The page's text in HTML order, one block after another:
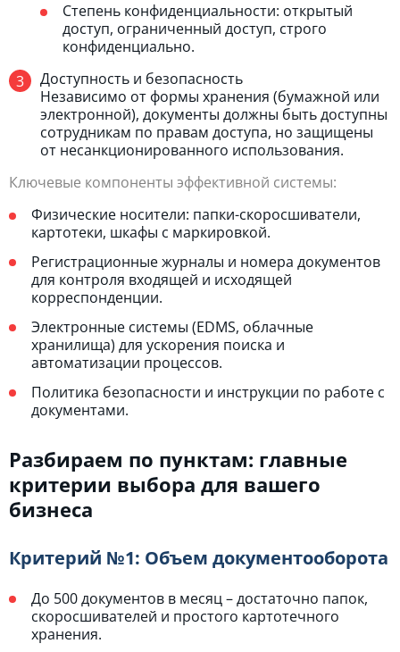
Степень конфиденциальности: открытый
доступ, ограниченный доступ, строго
конфиденциально.
Доступность и безопасность
Независимо от формы хранения (бумажной или
электронной), документы должны быть доступны
сотрудникам по правам доступа, но защищены
от несанкционированного использования.
Ключевые компоненты эффективной системы:
Физические носители: папки-скоросшиватели,
картотеки, шкафы с маркировкой.
Регистрационные журналы и номера документов
для контроля входящей и исходящей
корреспонденции.
Электронные системы (EDMS, облачные
хранилища) для ускорения поиска и
автоматизации процессов.
Политика безопасности и инструкции по работе с
документами.
Разбираем по пунктам: главные
критерии выбора для вашего
бизнеса
Критерий №1: Объем документооборота
До 500 документов в месяц – достаточно папок,
скоросшивателей и простого картотечного
хранения.